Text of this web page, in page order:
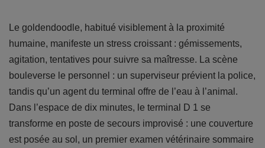
Le goldendoodle, habitué visiblement à la proximité
humaine, manifeste un stress croissant : gémissements,
agitation, tentatives pour suivre sa maîtresse. La scène
bouleverse le personnel : un superviseur prévient la police,
tandis qu’un agent du terminal offre de l’eau à l’animal.
Dans l’espace de dix minutes, le terminal D 1 se
transforme en poste de secours improvisé : une couverture
est posée au sol, un premier examen vétérinaire sommaire